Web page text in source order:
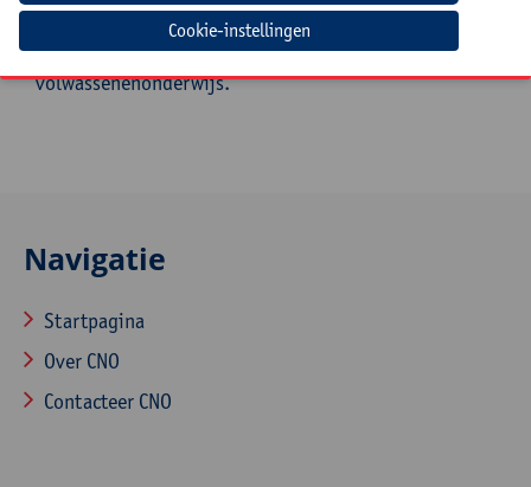
Directies, coördinatoren en leerkrachten uit het
secundair van alle finaliteiten en het
volwassenenonderwijs.
Navigatie
Startpagina
Over CNO
Contacteer CNO
Cookie-instellingen